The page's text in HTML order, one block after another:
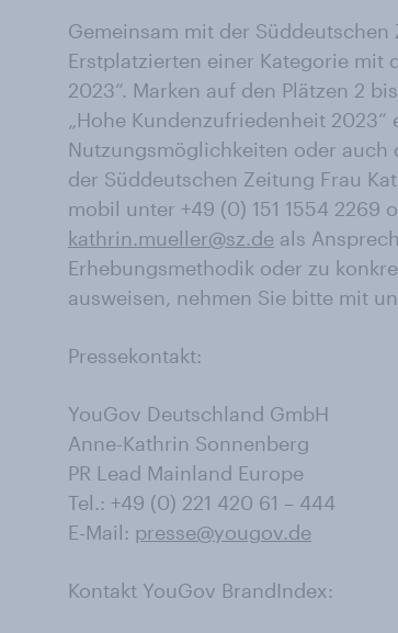
Gemeinsam mit der
Erstplatzierten einer Kategorie mit
2023“. Marken auf den Plätzen 2
„Hohe Kundenzufriedenheit
Nutzungsmöglichkeiten oder auch
der Süddeutschen Zeitung Frau
mobil unter +49 (0) 151 1554 2269
kathrin.mueller@sz.de als
Erhebungsmethodik oder zu
ausweisen, nehmen Sie bitte mit
Pressekontakt:
YouGov Deutschland GmbH
Anne-Kathrin Sonnenberg
PR Lead Mainland Europe
Tel.: +49 (0) 221 420 61 – 444
E-Mail: presse@yougov.de
Kontakt YouGov BrandIndex: